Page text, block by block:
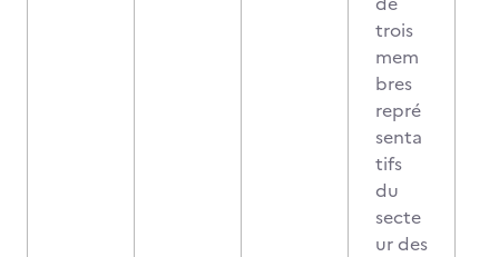
trois
mem
bres
repré
senta
tifs
du
secte
ur des